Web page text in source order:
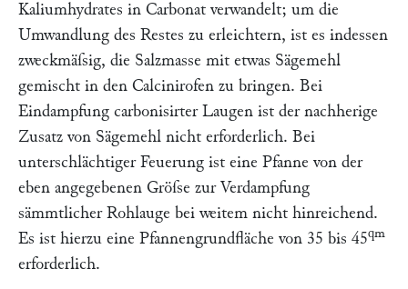
Kaliumhydrates in Carbonat verwandelt; um die
Umwandlung des Restes zu erleichtern, ist es indessen
zweckmäſsig, die Salzmasse mit etwas Sägemehl
gemischt in den Calcinirofen zu bringen. Bei
Eindampfung carbonisirter Laugen ist der nachherige
Zusatz von Sägemehl nicht erforderlich. Bei
unterschlächtiger Feuerung ist eine Pfanne von der
eben angegebenen Gröſse zur Verdampfung
sämmtlicher Rohlauge bei weitem nicht hinreichend.
Es ist hierzu eine Pfannengrundfläche von 35 bis 45qm
erforderlich.